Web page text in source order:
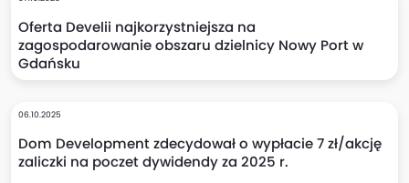
Oferta Develii najkorzystniejsza na
zagospodarowanie obszaru dzielnicy Nowy Port w
Gdańsku
06.10.2025
Dom Development zdecydował o wypłacie 7 zł/akcję
zaliczki na poczet dywidendy za 2025 r.